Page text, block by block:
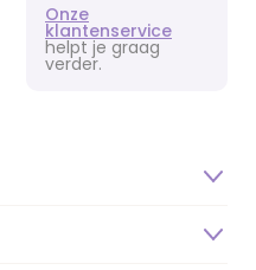
Onze
klantenservice
helpt je graag
verder.